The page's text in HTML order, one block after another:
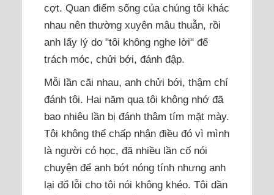
cợt. Quan điểm sống của chúng tôi khác
nhau nên thường xuyên mâu thuẫn, rồi
anh lấy lý do "tôi không nghe lời" để
trách móc, chửi bới, đánh đập.
Mỗi lần cãi nhau, anh chửi bới, thậm chí
đánh tôi. Hai năm qua tôi không nhớ đã
bao nhiêu lần bị đánh thâm tím mặt mày.
Tôi không thể chấp nhận điều đó vì mình
là người có học, đã nhiều lần cố nói
chuyện để anh bớt nóng tính nhưng anh
lại đổ lỗi cho tôi nói không khéo. Tôi dần